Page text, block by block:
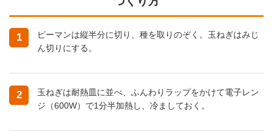
1
ピーマンは縦半分に切り、種を取りのぞく。玉ねぎはみじ
ん切りにする。
2
玉ねぎは耐熱皿に並べ、ふんわりラップをかけて電子レン
ジ（600W）で1分半加熱し、冷ましておく。